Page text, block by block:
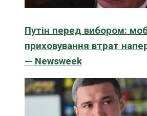
Путін перед вибором:
приховування втрат
— Newsweek